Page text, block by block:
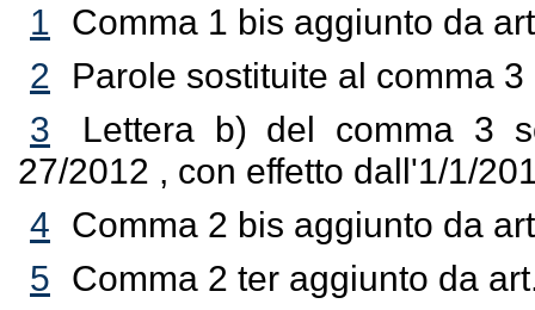
1 Comma 1 bis aggiunto da
2
Parole sostituite al comma
3
Lettera b) del comma 3
27/2012 , con effetto dall'1/1/
4 Comma 2 bis aggiunto da
5 Comma 2 ter aggiunto da